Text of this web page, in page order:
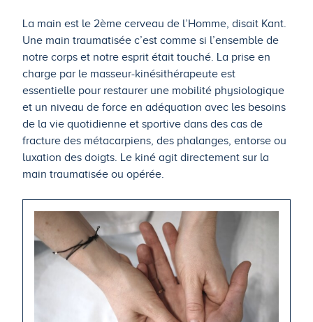
La main est le 2ème cerveau de l’Homme, disait Kant.
Une main traumatisée c’est comme si l’ensemble de
notre corps et notre esprit était touché. La prise en
charge par le masseur-kinésithérapeute est
essentielle pour restaurer une mobilité physiologique
et un niveau de force en adéquation avec les besoins
de la vie quotidienne et sportive dans des cas de
fracture des métacarpiens, des phalanges, entorse ou
luxation des doigts. Le kiné agit directement sur la
main traumatisée ou opérée.